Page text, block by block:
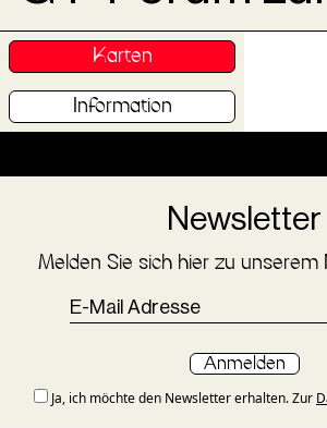
Karten
Information
Newsletter
Melden Sie sich hier zu
Anmelden
Ja, ich möchte den Newsletter erhalten. Zur